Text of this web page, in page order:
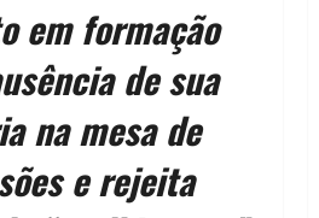
em formação
de sua
na mesa de
e rejeita